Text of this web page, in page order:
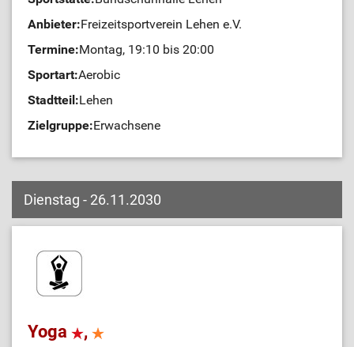
Anbieter:Freizeitsportverein Lehen e.V.
Termine:Montag, 19:10 bis 20:00
Sportart:Aerobic
Stadtteil:Lehen
Zielgruppe:Erwachsene
Dienstag - 26.11.2030
Yoga ,